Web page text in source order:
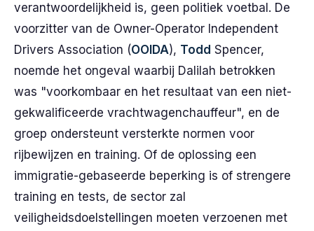
verantwoordelijkheid is, geen politiek voetbal. De
voorzitter van de Owner-Operator Independent
Drivers Association (OOIDA), Todd Spencer,
noemde het ongeval waarbij Dalilah betrokken
was "voorkombaar en het resultaat van een niet-
gekwalificeerde vrachtwagenchauffeur", en de
groep ondersteunt versterkte normen voor
rijbewijzen en training. Of de oplossing een
immigratie-gebaseerde beperking is of strengere
training en tests, de sector zal
veiligheidsdoelstellingen moeten verzoenen met